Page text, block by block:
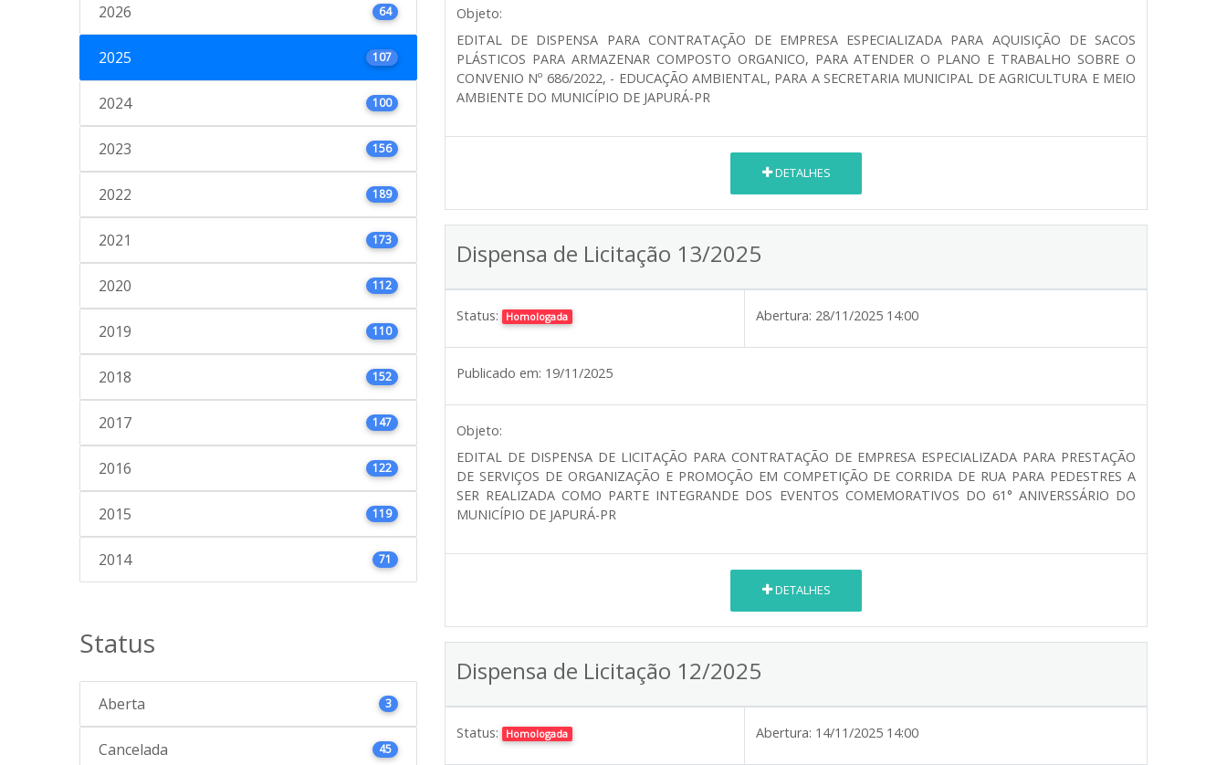
2026 64
2025 107
2024 100
2023 156
2022 189
2021 173
2020 112
2019 110
2018 152
2017 147
2016 122
2015 119
2014 71
Status
Aberta 3
Cancelada 45
Objeto:
EDITAL DE DISPENSA PARA CONTRATAÇÃO DE EMPRESA ESPECIALIZADA PARA AQUISIÇÃO DE SACOS
PLÁSTICOS PARA ARMAZENAR COMPOSTO ORGANICO, PARA ATENDER O PLANO E TRABALHO SOBRE O
CONVENIO Nº 686/2022, - EDUCAÇÃO AMBIENTAL, PARA A SECRETARIA MUNICIPAL DE AGRICULTURA E MEIO
AMBIENTE DO MUNICÍPIO DE JAPURÁ-PR
DETALHES
Dispensa de Licitação 13/2025
Status: Homologada Abertura: 28/11/2025 14:00
Publicado em: 19/11/2025
Objeto:
EDITAL DE DISPENSA DE LICITAÇÃO PARA CONTRATAÇÃO DE EMPRESA ESPECIALIZADA PARA PRESTAÇÃO
DE SERVIÇOS DE ORGANIZAÇÃO E PROMOÇÃO EM COMPETIÇÃO DE CORRIDA DE RUA PARA PEDESTRES A
SER REALIZADA COMO PARTE INTEGRANDE DOS EVENTOS COMEMORATIVOS DO 61° ANIVERSSÁRIO DO
MUNICÍPIO DE JAPURÁ-PR
DETALHES
Dispensa de Licitação 12/2025
Status: Homologada Abertura: 14/11/2025 14:00